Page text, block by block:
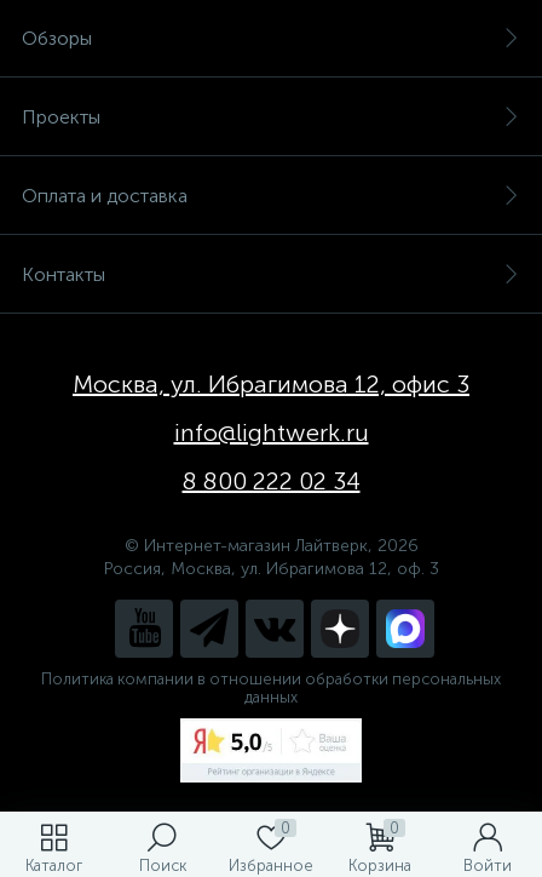
Каталог Поиск
0
Избранное
0
Корзина Войти
Обзоры
Проекты
Оплата и доставка
Контакты
Москва, ул. Ибрагимова 12, офис 3
info@lightwerk.ru
8 800 222 02 34
© Интернет-магазин Лайтверк, 2026
Россия, Москва, ул. Ибрагимова 12, оф. 3
Политика компании в отношении обработки персональных
данных